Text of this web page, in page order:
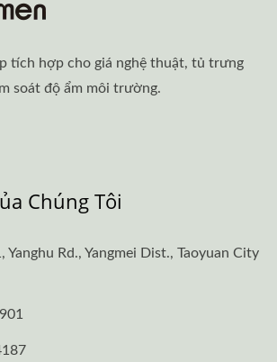
tích hợp cho giá nghệ thuật, tủ trưng
soát độ ẩm môi trường.
Chúng Tôi
Yanghu Rd., Yangmei Dist., Taoyuan City